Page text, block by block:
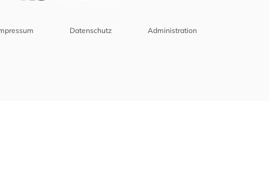
Datenschutz Administration